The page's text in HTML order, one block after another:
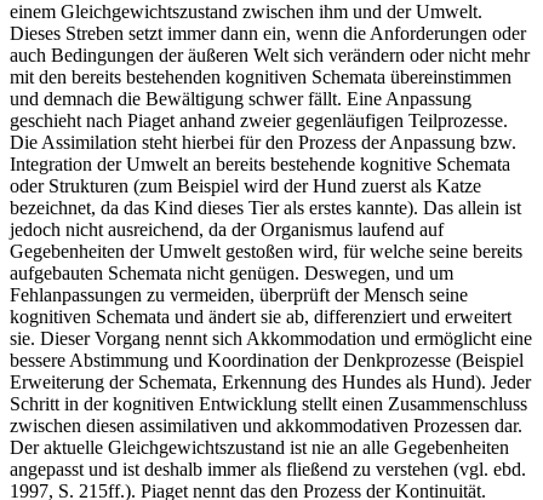
Vorausgehend für jenen Prozess ist ein Streben des Menschen nach
einem Gleichgewichtszustand zwischen ihm und der Umwelt.
Dieses Streben setzt immer dann ein, wenn die Anforderungen oder
auch Bedingungen der äußeren Welt sich verändern oder nicht mehr
mit den bereits bestehenden kognitiven Schemata übereinstimmen
und demnach die Bewältigung schwer fällt. Eine Anpassung
geschieht nach Piaget anhand zweier gegenläufigen Teilprozesse.
Die Assimilation steht hierbei für den Prozess der Anpassung bzw.
Integration der Umwelt an bereits bestehende kognitive Schemata
oder Strukturen (zum Beispiel wird der Hund zuerst als Katze
bezeichnet, da das Kind dieses Tier als erstes kannte). Das allein ist
jedoch nicht ausreichend, da der Organismus laufend auf
Gegebenheiten der Umwelt gestoßen wird, für welche seine bereits
aufgebauten Schemata nicht genügen. Deswegen, und um
Fehlanpassungen zu vermeiden, überprüft der Mensch seine
kognitiven Schemata und ändert sie ab, differenziert und erweitert
sie. Dieser Vorgang nennt sich Akkommodation und ermöglicht eine
bessere Abstimmung und Koordination der Denkprozesse (Beispiel
Erweiterung der Schemata, Erkennung des Hundes als Hund). Jeder
Schritt in der kognitiven Entwicklung stellt einen Zusammenschluss
zwischen diesen assimilativen und akkommodativen Prozessen dar.
Der aktuelle Gleichgewichtszustand ist nie an alle Gegebenheiten
angepasst und ist deshalb immer als fließend zu verstehen (vgl. ebd.